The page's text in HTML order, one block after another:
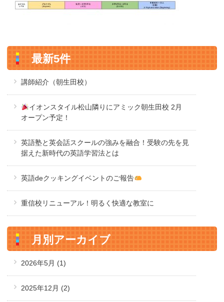
最新5件
講師紹介（朝生田校）
イオンスタイル松山隣りにアミック朝生田校 2月
オープン予定！
英語塾と英会話スクールの強みを融合！受験の先を見
据えた新時代の英語学習法とは
英語deクッキングイベントのご報告
重信校リニューアル！明るく快適な教室に
月別アーカイブ
2026年5月 (1)
2025年12月 (2)